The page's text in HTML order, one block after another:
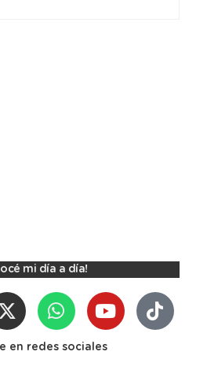
mi día a día!
en redes sociales